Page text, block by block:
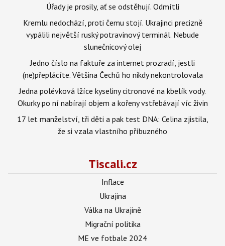
Úřady je prosily, ať se odstěhují. Odmítli
Kremlu nedochází, proti čemu stojí. Ukrajinci precizně
vypálili největší ruský potravinový terminál. Nebude
slunečnicový olej
Jedno číslo na faktuře za internet prozradí, jestli
(ne)přeplácíte. Většina Čechů ho nikdy nekontrolovala
Jedna polévková lžíce kyseliny citronové na kbelík vody.
Okurky po ní nabírají objem a kořeny vstřebávají víc živin
17 let manželství, tři děti a pak test DNA: Celina zjistila,
že si vzala vlastního příbuzného
Tiscali.cz
Inflace
Ukrajina
Válka na Ukrajině
Migrační politika
ME ve fotbale 2024